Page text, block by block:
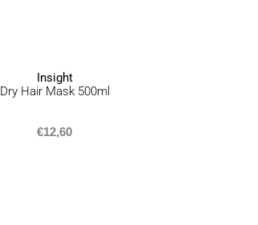
Insight
Dry Hair Mask 500ml
€12,60